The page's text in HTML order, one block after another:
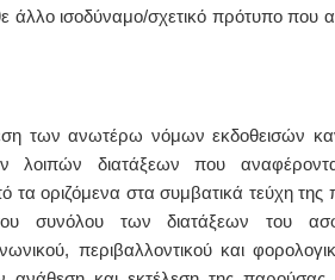
άλλο ισοδύναμο/σχετικό πρότυπο που
των ανωτέρω νόμων εκδοθεισών
λοιπών διατάξεων που
τα οριζόμενα στα συμβατικά τεύχη
συνόλου των διατάξεων του
περιβαλλοντικού και